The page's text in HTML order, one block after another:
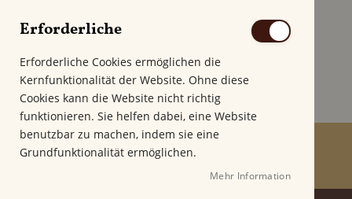
Erforderliche
Erforderliche Cookies ermöglichen die
Kernfunktionalität der Website. Ohne diese
Cookies kann die Website nicht richtig
funktionieren. Sie helfen dabei, eine Website
benutzbar zu machen, indem sie eine
Grundfunktionalität ermöglichen.
Mehr Information